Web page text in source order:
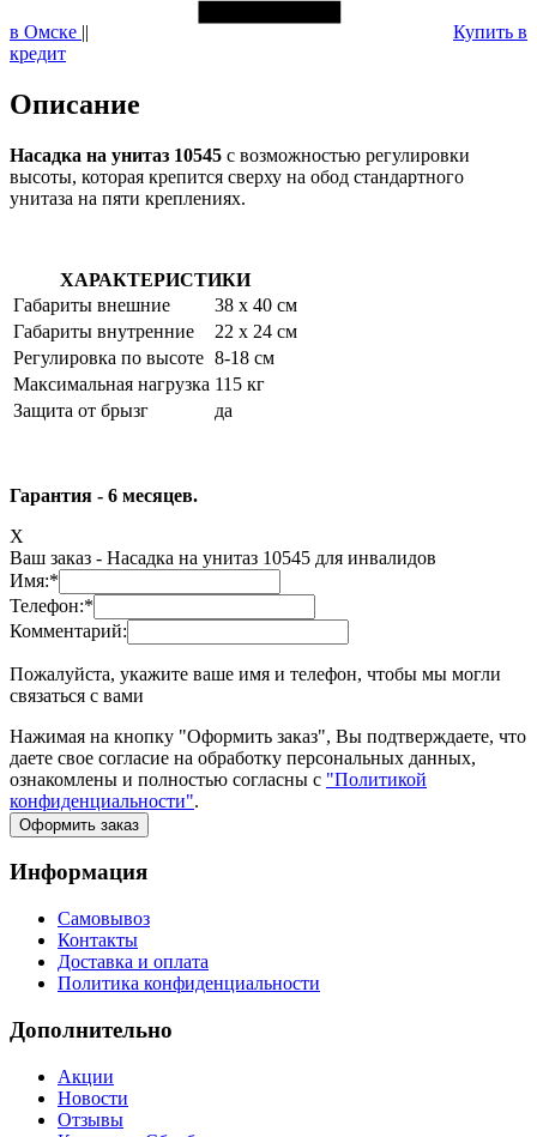
в Омске ||
Купить в
кредит
Описание
Насадка на унитаз 10545 с возможностью регулировки
высоты, которая крепится сверху на обод стандартного
унитаза на пяти креплениях.
ХАРАКТЕРИСТИКИ
Габариты внешние
38 х 40 см
Габариты внутренние
22 х 24 см
Регулировка по высоте 8-18 см
Максимальная нагрузка 115 кг
Защита от брызг
да
Гарантия - 6 месяцев.
X
Ваш заказ - Насадка на унитаз 10545 для инвалидов
Имя:*
Телефон:*
Комментарий:
Пожалуйста, укажите ваше имя и телефон, чтобы мы могли
связаться с вами
Нажимая на кнопку "Оформить заказ", Вы подтверждаете, что
даете свое согласие на обработку персональных данных,
ознакомлены и полностью согласны с "Политикой
конфиденциальности".
Оформить заказ
Информация
Самовывоз
Контакты
Доставка и оплата
Политика конфиденциальности
Дополнительно
Акции
Новости
Отзывы